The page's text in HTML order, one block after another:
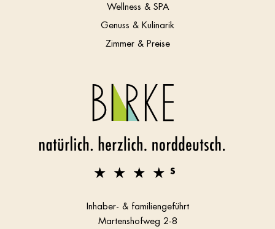
Wellness & SPA
Genuss & Kulinarik
Zimmer & Preise
Inhaber- & familiengeführt
Martenshofweg 2-8